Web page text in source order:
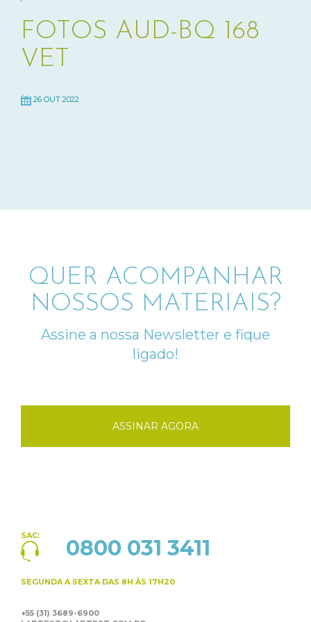
FOTOS AUD-BQ 168
VET
26 OUT 2022
QUER ACOMPANHAR
NOSSOS MATERIAIS?
Assine a nossa Newsletter e fique
ligado!
ASSINAR AGORA
SAC: 0800 031 3411
SEGUNDA A SEXTA DAS 8H ÀS 17H20
+55 (31) 3689-6900